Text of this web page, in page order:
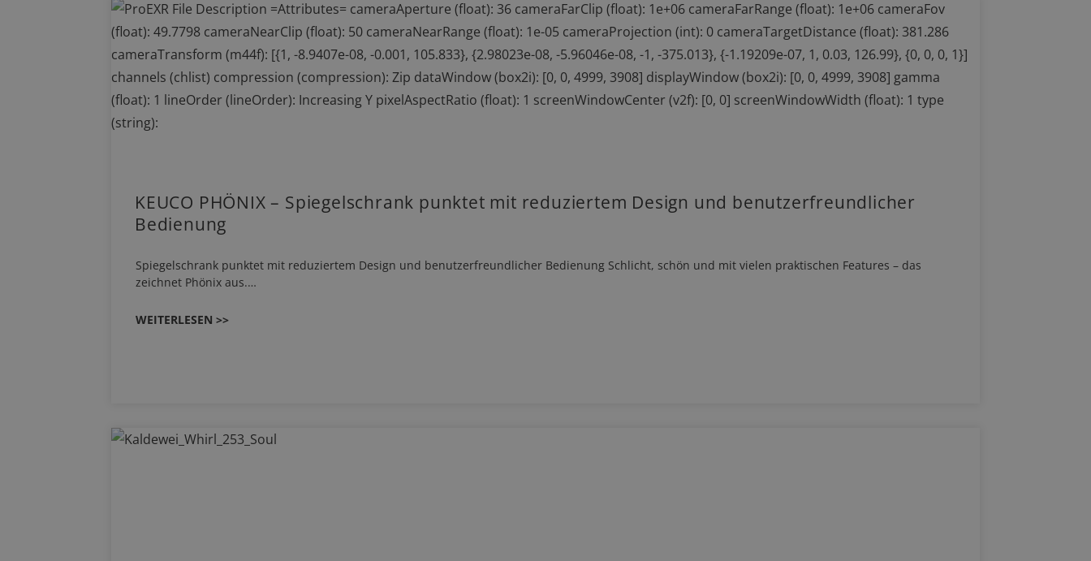
KEUCO PHÖNIX – Spiegelschrank punktet mit reduziertem Design und benutzerfreundlicher
Bedienung
Spiegelschrank punktet mit reduziertem Design und benutzerfreundlicher Bedienung Schlicht, schön und mit vielen praktischen Features – das
zeichnet Phönix aus.…
WEITERLESEN >>